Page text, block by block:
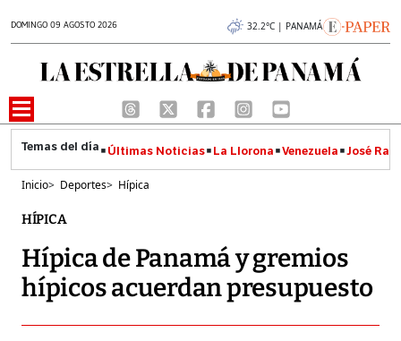
DOMINGO 09 AGOSTO 2026 32.2°C | PANAMÁ
Últimas Noticias La Llorona Venezuela José
Inicio> Deportes> Hípica
HÍPICA
Hípica de Panamá y gremios
hípicos acuerdan presupuesto